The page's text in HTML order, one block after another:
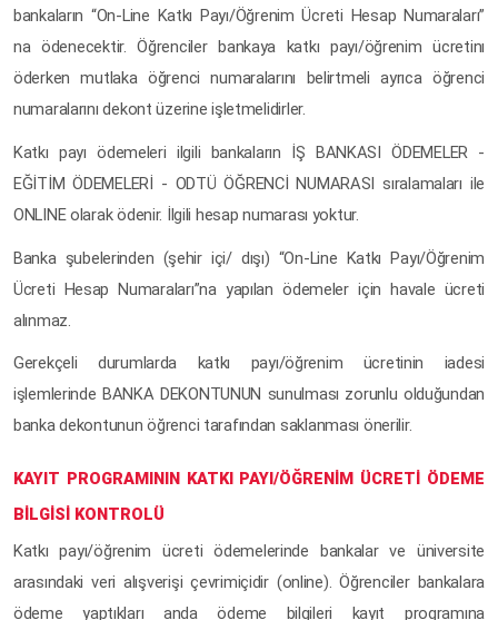
bankaların “On-Line Katkı Payı/Öğrenim Ücreti Hesap Numaraları”
na ödenecektir. Öğrenciler bankaya katkı payı/öğrenim ücretinı
öderken mutlaka öğrenci numaralarını belirtmeli ayrıca öğrenci
numaralarını dekont üzerine işletmelidirler.
Katkı payı ödemeleri ilgili bankaların İŞ BANKASI ÖDEMELER -
EĞİTİM ÖDEMELERİ - ODTÜ ÖĞRENCİ NUMARASI sıralamaları ile
ONLINE olarak ödenir. İlgili hesap numarası yoktur.
Banka şubelerinden (şehir içi/ dışı) “On-Line Katkı Payı/Öğrenim
Ücreti Hesap Numaraları”na yapılan ödemeler için havale ücreti
alınmaz.
Gerekçeli durumlarda katkı payı/öğrenim ücretinin iadesi
işlemlerinde BANKA DEKONTUNUN sunulması zorunlu olduğundan
banka dekontunun öğrenci tarafından saklanması önerilir.
KAYIT PROGRAMININ KATKI PAYI/ÖĞRENİM ÜCRETİ ÖDEME
BİLGİSİ KONTROLÜ
Katkı payı/öğrenim ücreti ödemelerinde bankalar ve üniversite
arasındaki veri alışverişi çevrimiçidir (online). Öğrenciler bankalara
ödeme yaptıkları anda ödeme bilgileri kayıt programına